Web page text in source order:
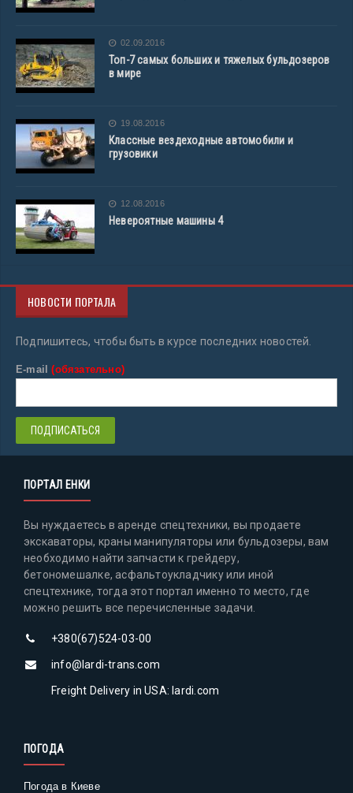
02.09.2016
Топ-7 самых больших и тяжелых бульдозеров
в мире
19.08.2016
Классные вездеходные автомобили и
грузовики
12.08.2016
Невероятные машины 4
НОВОСТИ ПОРТАЛА
Подпишитесь, чтобы быть в курсе последних новостей.
E-mail(обязательно)
ПОРТАЛ ЕНКИ
Вы нуждаетесь в аренде спецтехники, вы продаете
экскаваторы, краны манипуляторы или бульдозеры, вам
необходимо найти запчасти к грейдеру,
бетономешалке, асфальтоукладчику или иной
спецтехнике, тогда этот портал именно то место, где
можно решить все перечисленные задачи.
+380(67)524-03-00
info@lardi-trans.com
Freight Delivery in USA: lardi.com
ПОГОДА
Погода в Киеве